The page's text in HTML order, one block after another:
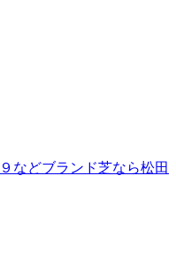
などブランド芝なら松田